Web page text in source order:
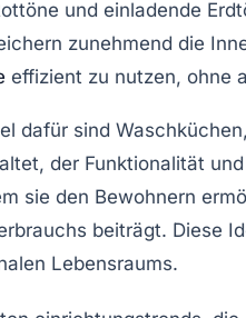
und einladende
zunehmend die
effizient zu nutzen, ohne
dafür sind
der Funktionalität
sie den Bewohnern
beiträgt. Diese
Lebensraums.